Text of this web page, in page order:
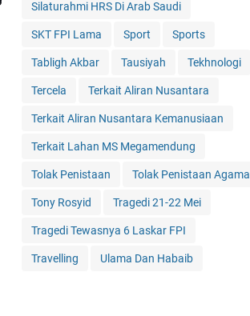
Silaturahmi HRS Di Arab Saudi
SKT FPI Lama Sport Sports
Tabligh Akbar Tausiyah Tekhnologi
Tercela Terkait Aliran Nusantara
Terkait Aliran Nusantara Kemanusiaan
Terkait Lahan MS Megamendung
Tolak Penistaan Tolak Penistaan Agama
Tony Rosyid Tragedi 21-22 Mei
Tragedi Tewasnya 6 Laskar FPI
Travelling Ulama Dan Habaib